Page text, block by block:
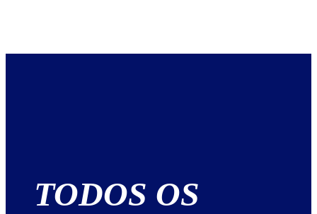
TODOS OS